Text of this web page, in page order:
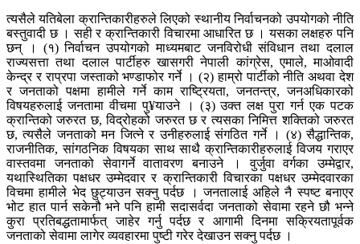
त्यसैले यतिबेला क्रान्तिकारीहरुले लिएको स्थानीय निर्वाचनको उपयोगको नीति
बस्तुवादी छ । सही र क्रान्तिकारी विचारमा आधारित छ । यसका लक्षहरु पनि
छन् । (१) निर्वाचन उपयोगको माध्यमबाट जनविरोधी संविधान तथा दलाल
राज्यसत्ता तथा दलाल पार्टीहरु खासगरी नेपाली कांग्रेस, एमाले, माओवादी
केन्द्र र राप्रपा जस्ताको भण्डाफोर गर्ने । (२) हाम्रो पार्टीको नीति अथवा देश
र जनताको पक्षमा हामीले गर्ने काम राष्ट्रियता, जनतन्त्र, जनअधिकारको
विषयहरुलाई जनतामा वीचमा पु¥याउने । (३) उक्त लक्ष पुरा गर्न एक पटक
क्रान्तिको जरुरत छ, विद्रोहको जरुरत छ र त्यसका निमित्त शक्तिको जरुरत
छ, त्यसैले जनताको मन जित्ने र उनीहरुलाई संगठित गर्ने । (४) सैद्धान्तिक,
राजनीतिक, सांगठनिक विषयका साथ साथै क्रान्तिकारीहरुलाई विजय गराएर
वास्तवमा जनताको सेवागर्ने वातावरण बनाउने । वुर्जुवा वर्गका उम्मेद्वार,
यथास्थितिका पक्षधर उम्मेदवार र क्रान्तिकारी विचारका पक्षधर उम्मेदवारका
विचमा हामीले भेद छुट्याउन सक्नु पर्दछ । जनतालाई अहिले नै स्पष्ट बनाएर
भोट हात पार्न सकेनौ भने पनि हामी सदासर्वदा जनताको सेवामा रहने छौ भन्ने
कुरा प्रतिबद्धतामार्फत् जाहेर गर्नु पर्दछ र आगामी दिनमा सक्रियतापूर्वक
जनताको सेवामा लागेर व्यवहारमा पुष्टी गरेर देखाउन सक्नु पर्दछ ।